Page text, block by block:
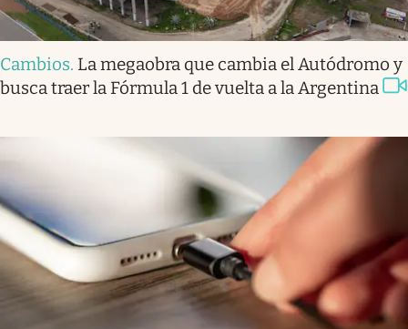
Cambios. La megaobra que cambia el Autódromo y
busca traer la Fórmula 1 de vuelta a la Argentina